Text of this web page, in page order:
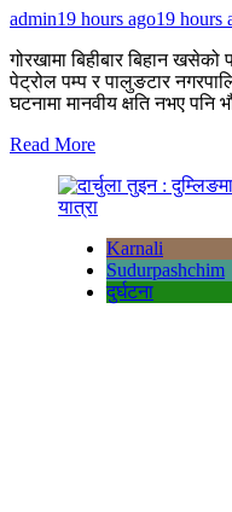
admin19 hours ago19 hours
गोरखामा बिहीबार बिहान
पेट्रोल पम्प र पालुङटार
घटनामा मानवीय क्षति नभए पनि
Read More
Karnali
Sudurpashchim
दुर्घटना